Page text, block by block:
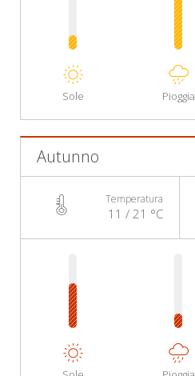
Sole Pioggia
Autunno
Temperatura
11 / 21 °C